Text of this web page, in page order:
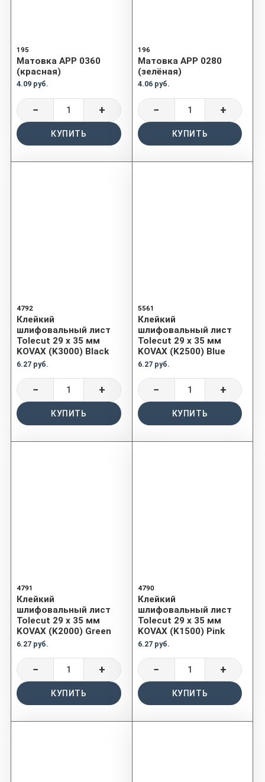
195
Матовка APP 0360
(красная)
4.09 руб.
− +
КУПИТЬ
196
Матовка APP 0280
(зелёная)
4.06 руб.
− +
КУПИТЬ
4792
Клейкий
шлифовальный лист
Tolecut 29 х 35 мм
KOVAX (K3000) Black
6.27 руб.
− +
КУПИТЬ
5561
Клейкий
шлифовальный лист
Tolecut 29 х 35 мм
KOVAX (K2500) Blue
6.27 руб.
− +
КУПИТЬ
4791
Клейкий
шлифовальный лист
Tolecut 29 х 35 мм
KOVAX (K2000) Green
6.27 руб.
− +
КУПИТЬ
4790
Клейкий
шлифовальный лист
Tolecut 29 х 35 мм
KOVAX (K1500) Pink
6.27 руб.
− +
КУПИТЬ